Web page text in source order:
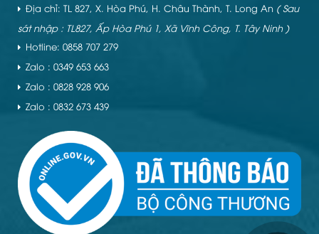
Địa chỉ: TL 827, X. Hòa Phú, H. Châu Thành, T. Long An ( Sau
sát nhập : TL827, Ấp Hòa Phú 1, Xã Vĩnh Công, T. Tây Ninh )
Hotline: 0858 707 279
Zalo : 0349 653 663
Zalo : 0828 928 906
Zalo : 0832 673 439